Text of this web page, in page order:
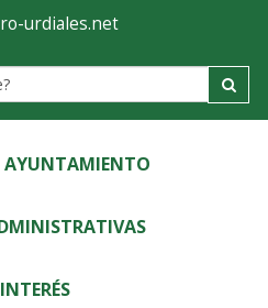
urdiales.net
Label
AYUNTAMIENTO